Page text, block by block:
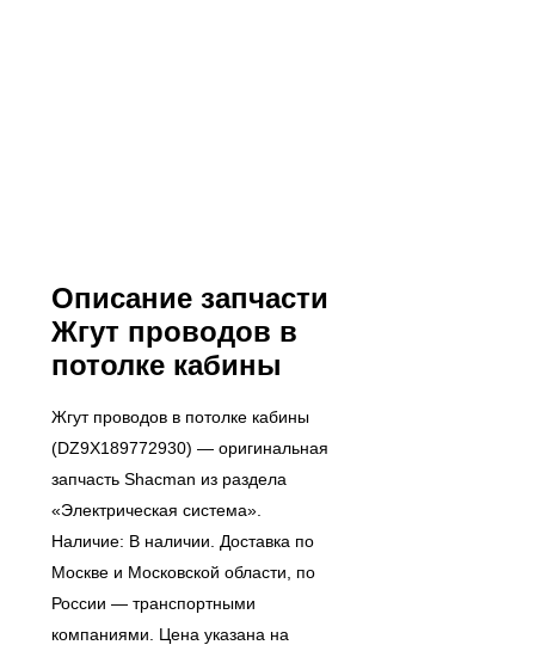
Описание запчасти
Жгут проводов в
потолке кабины
Жгут проводов в потолке кабины
(DZ9X189772930) — оригинальная
запчасть Shacman из раздела
«Электрическая система».
Наличие: В наличии. Доставка по
Москве и Московской области, по
России — транспортными
компаниями. Цена указана на